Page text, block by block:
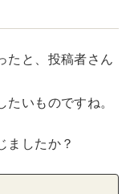
たと、投稿者さん
いものですね。
ましたか？